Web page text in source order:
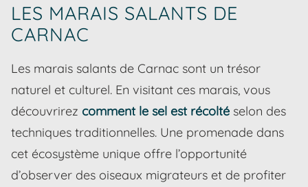
LES MARAIS SALANTS DE
CARNAC
Les marais salants de Carnac sont un trésor
naturel et culturel. En visitant ces marais, vous
découvrirez comment le sel est récolté selon des
techniques traditionnelles. Une promenade dans
cet écosystème unique offre l’opportunité
d’observer des oiseaux migrateurs et de profiter